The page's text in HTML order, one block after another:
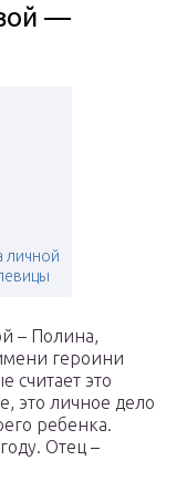
—
личной
– Полина,
героини
считает это
это личное дело
ребенка.
Отец –